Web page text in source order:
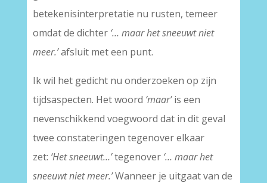
betekenisinterpretatie nu rusten, temeer
omdat de dichter ‘… maar het sneeuwt niet
meer.’afsluit met een punt.
Ik wil het gedicht nu onderzoeken op zijn
tijdsaspecten. Het woord ‘maar’is een
nevenschikkend voegwoord dat in dit geval
twee constateringen tegenover elkaar
zet: ‘Het sneeuwt…’tegenover ‘… maar het
sneeuwt niet meer.’Wanneer je uitgaat van de